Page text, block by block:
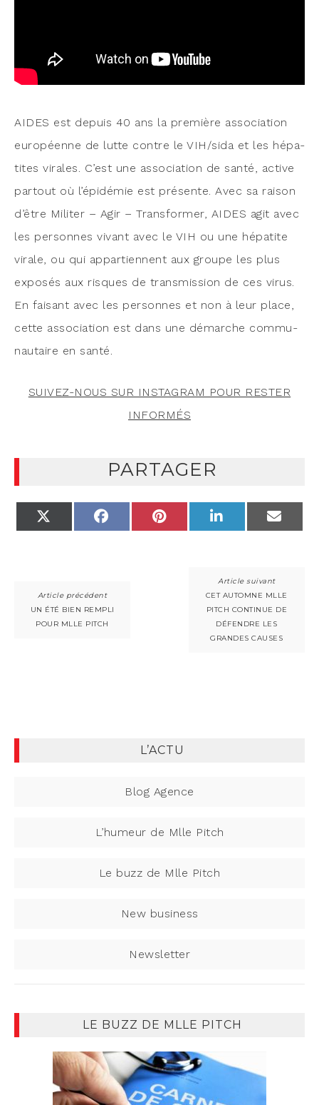
AIDES est depuis 40 ans la pre­mière asso­cia­tion
euro­péenne de lutte contre le VIH/sida et les hépa­
tites virales. C’est une asso­cia­tion de san­té, active
par­tout où l’é­pi­dé­mie est pré­sente. Avec sa rai­son
d’être Mili­ter – Agir – Trans­for­mer, AIDES agit avec
les per­sonnes vivant avec le VIH ou une hépa­tite
virale, ou qui appar­tiennent aux groupe les plus
expo­sés aux risques de trans­mis­sion de ces virus.
En fai­sant avec les per­sonnes et non à leur place,
cette asso­cia­tion est dans une démarche com­mu­
nau­taire en santé.
SUIVEZ-NOUS SUR INSTAGRAM POUR RESTER
INFORMÉS
PARTAGER
(TWITTER)
FACEBOOK PINTEREST LINKEDIN
UN ÉTÉ BIEN REMPLI
POUR MLLE PITCH
CET AUTOMNE MLLE
PITCH CONTINUE DE
DÉFENDRE LES
GRANDES CAUSES
L’ACTU
Blog Agence
L’humeur de Mlle Pitch
Le buzz de Mlle Pitch
New business
Newsletter
LE BUZZ DE MLLE PITCH